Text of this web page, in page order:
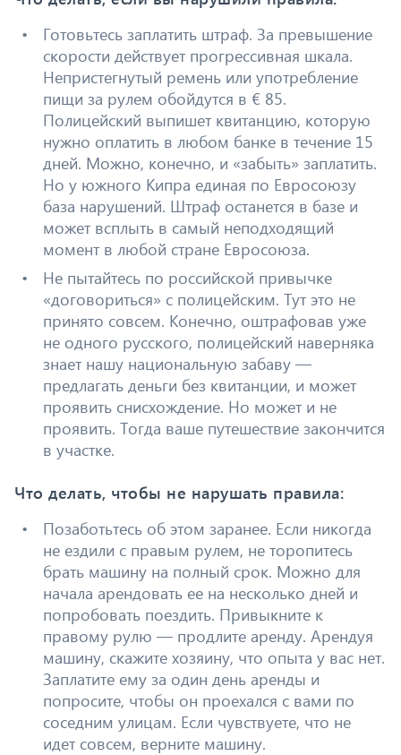
Готовьтесь заплатить штраф. За превышение
скорости действует прогрессивная шкала.
Непристегнутый ремень или употребление
пищи за рулем обойдутся в € 85.
Полицейский выпишет квитанцию, которую
нужно оплатить в любом банке в течение 15
дней. Можно, конечно, и «забыть» заплатить.
Но у южного Кипра единая по Евросоюзу
база нарушений. Штраф останется в базе и
может всплыть в самый неподходящий
момент в любой стране Евросоюза.
Не пытайтесь по российской привычке
«договориться» с полицейским. Тут это не
принято совсем. Конечно, оштрафовав уже
не одного русского, полицейский наверняка
знает нашу национальную забаву —
предлагать деньги без квитанции, и может
проявить снисхождение. Но может и не
проявить. Тогда ваше путешествие закончится
в участке.
Что делать, чтобы не нарушать правила:
Позаботьтесь об этом заранее. Если никогда
не ездили с правым рулем, не торопитесь
брать машину на полный срок. Можно для
начала арендовать ее на несколько дней и
попробовать поездить. Привыкните к
правому рулю — продлите аренду. Арендуя
машину, скажите хозяину, что опыта у вас нет.
Заплатите ему за один день аренды и
попросите, чтобы он проехался с вами по
соседним улицам. Если чувствуете, что не
идет совсем, верните машину.